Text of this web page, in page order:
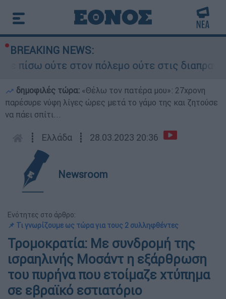
BREAKING NEWS:
ούτε στον πόλεμο ούτε στις
δημοφιλές τώρα: «Θέλω τον πατέρα μου»: 27χρονη
παρέσυρε νύφη λίγες ώρες μετά το γάμο της και ζητούσε
να πάει σπίτι...
┋ Ελλάδα ┋ 28.03.2023 20:36
Newsroom
Ενότητες στο άρθρο:
📌 Τι γνωρίζουμε ως τώρα για τους 2 συλληφθέντες
Τρομοκρατία: Με συνδρομή της
ισραηλινής Μοσάντ η εξάρθρωση
του πυρήνα που ετοίμαζε χτύπημα
σε εβραϊκό εστιατόριο